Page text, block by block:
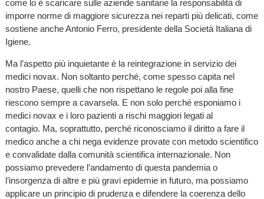
come lo è scaricare sulle aziende sanitarie la responsabilità di
imporre norme di maggiore sicurezza nei reparti più delicati, come
sostiene anche Antonio Ferro, presidente della Società Italiana di
Igiene.
Ma l’aspetto più inquietante è la reintegrazione in servizio dei
medici novax. Non soltanto perché, come spesso capita nel
nostro Paese, quelli che non rispettano le regole poi alla fine
riescono sempre a cavarsela. E non solo perché esponiamo i
medici novax e i loro pazienti a rischi maggiori legati al
contagio. Ma, soprattutto, perché riconosciamo il diritto a fare il
medico anche a chi nega evidenze provate con metodo scientifico
e convalidate dalla comunità scientifica internazionale. Non
possiamo prevedere l’andamento di questa pandemia o
l’insorgenza di altre e più gravi epidemie in futuro, ma possiamo
applicare un principio di prudenza e difendere la coerenza dello